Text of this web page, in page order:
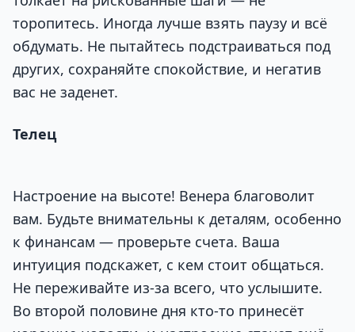
торопитесь. Иногда лучше взять паузу и всё
обдумать. Не пытайтесь подстраиваться под
других, сохраняйте спокойствие, и негатив
вас не заденет.
Телец
Настроение на высоте! Венера благоволит
вам. Будьте внимательны к деталям, особенно
к финансам — проверьте счета. Ваша
интуиция подскажет, с кем стоит общаться.
Не переживайте из-за всего, что услышите.
Во второй половине дня кто-то принесёт